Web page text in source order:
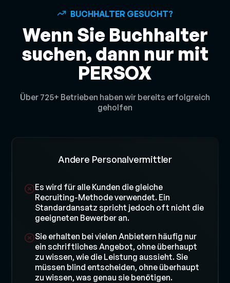
BUCHHALTER GESUCHT?
Wenn Sie Buchhalter
suchen, dann nur mit
PERSOX
Über 725+ Betrieben haben wir bereits erfolgreich
geholfen
Andere Personalvermittler
Es wird für alle Kunden die gleiche
Recruiting-Methode verwendet. Ein
Standardansatz spricht jedoch oft nicht die
geeigneten Bewerber an.
Sie erhalten bei vielen Anbietern häufig nur
ein schriftliches Angebot, ohne überhaupt
zu wissen, wie die Leistung aussieht. Sie
müssen blind entscheiden, ohne überhaupt
zu wissen, was genau sie benötigen.